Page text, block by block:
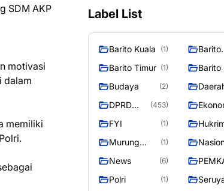
SDM AKP
motivasi
dalam
memiliki
Label List
Barito Kuala (1)
Barito
Barito Timur (1) Barito
Budaya (2)
DPRD
RAYA
(453)
FYI (1)
Murung
(1)
News (6)
RAYA
Polri (1)